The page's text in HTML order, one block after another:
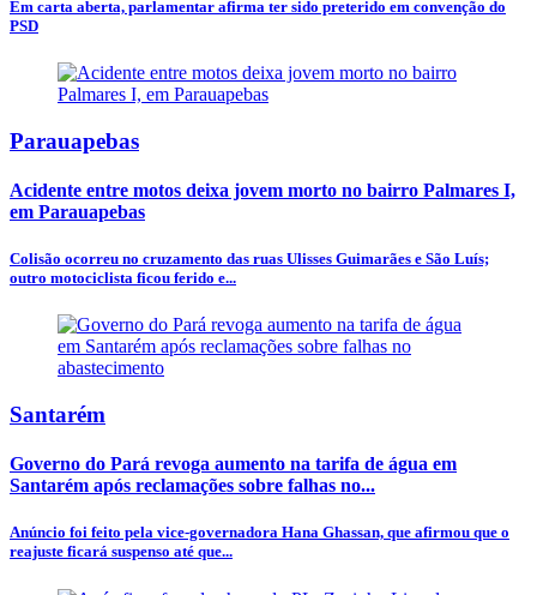
Em carta aberta, parlamentar afirma ter sido preterido em convenção do
PSD
Parauapebas
Acidente entre motos deixa jovem morto no bairro Palmares I,
em Parauapebas
Colisão ocorreu no cruzamento das ruas Ulisses Guimarães e São Luís;
outro motociclista ficou ferido e...
Santarém
Governo do Pará revoga aumento na tarifa de água em
Santarém após reclamações sobre falhas no...
Anúncio foi feito pela vice-governadora Hana Ghassan, que afirmou que o
reajuste ficará suspenso até que...